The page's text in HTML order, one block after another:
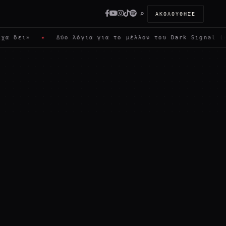
⌕ ΑΚΟΛΟΎΘΗΣΕ
δει» Δύο λόγια για το μέλλον του Dark Signal